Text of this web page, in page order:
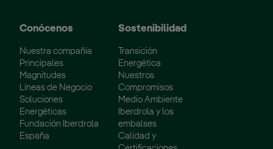
Conócenos
Nuestra compañía
Principales
Magnitudes
Líneas de Negocio
Soluciones
Energéticas
Fundación Iberdrola
España
Sostenibilidad
Transición
Energética
Nuestros
Compromisos
Medio Ambiente
Iberdrola y los
embalses
Calidad y